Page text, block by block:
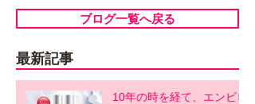
ブログ一覧へ戻る
最新記事
10年の時を経て、エンビロ